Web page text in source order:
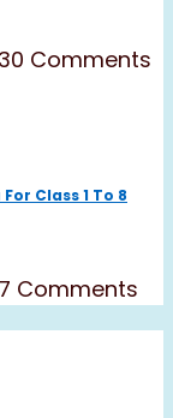
30 Comments
Class 1 To 8
7 Comments